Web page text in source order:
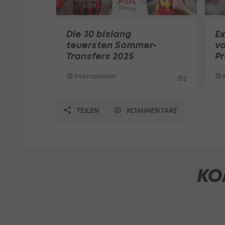
Die 30 bislang
teuersten Sommer-
Transfers 2025
International 2
TEILEN KOMMENTARE